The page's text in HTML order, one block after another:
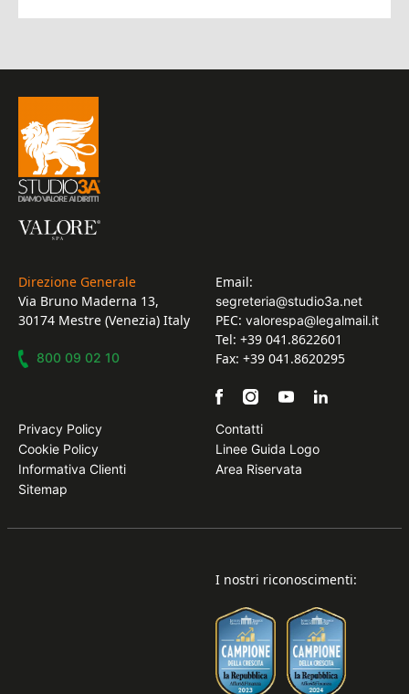
Direzione Generale
Via Bruno Maderna 13,
30174 Mestre (Venezia) Italy
800 09 02 10
Email:
segreteria@studio3a.net
PEC: valorespa@legalmail.it
Tel: +39 041.8622601
Fax: +39 041.8620295
Privacy Policy
Cookie Policy
Informativa Clienti
Sitemap
Contatti
Linee Guida Logo
Area Riservata
I nostri riconoscimenti: